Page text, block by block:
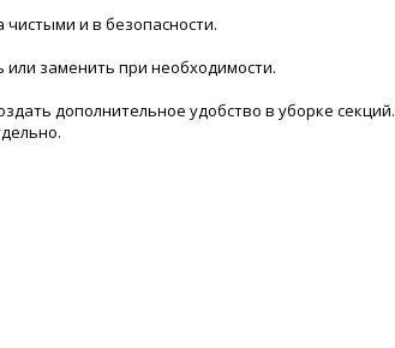
и в безопасности.
или заменить при необходимости.
дополнительное удобство в уборке секций.